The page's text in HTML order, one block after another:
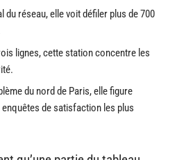
du réseau, elle voit défiler plus de 700
lignes, cette station concentre les
du nord de Paris, elle figure
de satisfaction les plus